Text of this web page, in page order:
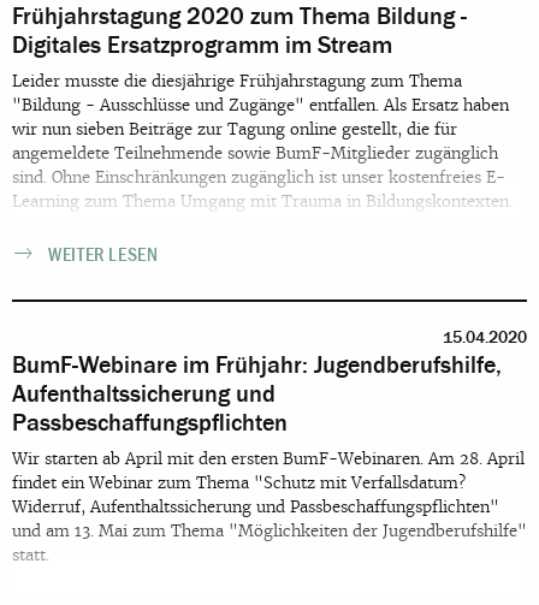
Frühjahrstagung 2020 zum Thema Bildung -
Digitales Ersatzprogramm im Stream
Leider musste die diesjährige Frühjahrstagung zum Thema
"Bildung - Ausschlüsse und Zugänge" entfallen. Als Ersatz haben
wir nun sieben Beiträge zur Tagung online gestellt, die für
angemeldete Teilnehmende sowie BumF-Mitglieder zugänglich
sind. Ohne Einschränkungen zugänglich ist unser kostenfreies E-
Learning zum Thema Umgang mit Trauma in Bildungskontexten.
WEITER LESEN
15.04.2020
BumF-Webinare im Frühjahr: Jugendberufshilfe,
Aufenthaltssicherung und
Passbeschaffungspflichten
Wir starten ab April mit den ersten BumF-Webinaren. Am 28. April
findet ein Webinar zum Thema "Schutz mit Verfallsdatum?
Widerruf, Aufenthaltssicherung und Passbeschaffungspflichten"
und am 13. Mai zum Thema "Möglichkeiten der Jugendberufshilfe"
statt.